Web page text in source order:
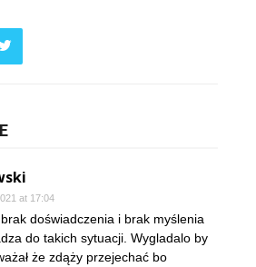
at 17:04
doświadczenia i brak myślenia
do takich sytuacji. Wygladalo by
że zdąży przejechać bo